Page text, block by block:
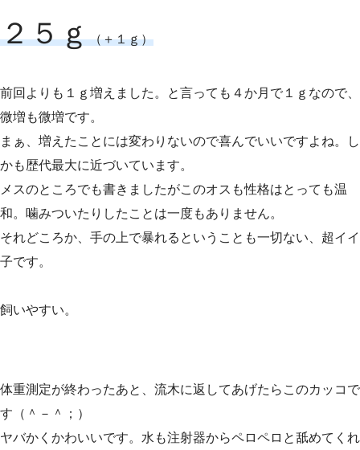
２５ｇ（＋１ｇ）
前回よりも１ｇ増えました。と言っても４か月で１ｇなので、
微増も微増です。
まぁ、増えたことには変わりないので喜んでいいですよね。し
かも歴代最大に近づいています。
メスのところでも書きましたがこのオスも性格はとっても温
和。噛みついたりしたことは一度もありません。
それどころか、手の上で暴れるということも一切ない、超イイ
子です。
飼いやすい。
体重測定が終わったあと、流木に返してあげたらこのカッコで
す（＾－＾；）
ヤバかくかわいいです。水も注射器からペロペロと舐めてくれ